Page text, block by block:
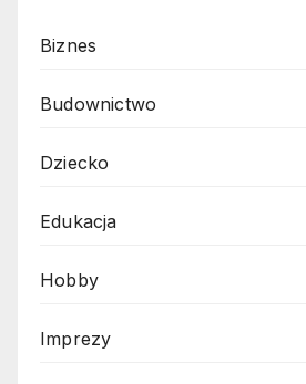
Biznes
Budownictwo
Dziecko
Edukacja
Hobby
Imprezy